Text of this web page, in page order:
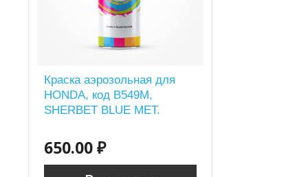
Краска аэрозольная для
HONDA, код B549M,
SHERBET BLUE MET.
650.00 ₽